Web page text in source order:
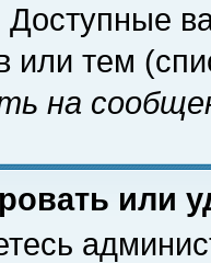
или тем
на
или